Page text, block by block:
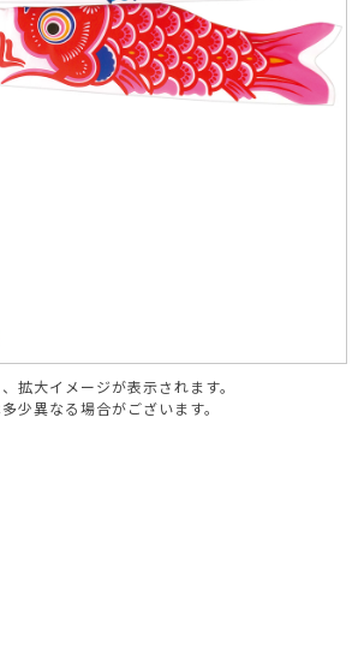
拡大イメージが表示されます。
少異なる場合がございます。